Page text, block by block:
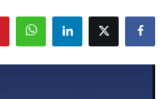
اقتصاد
علوم وتكنولوجيا